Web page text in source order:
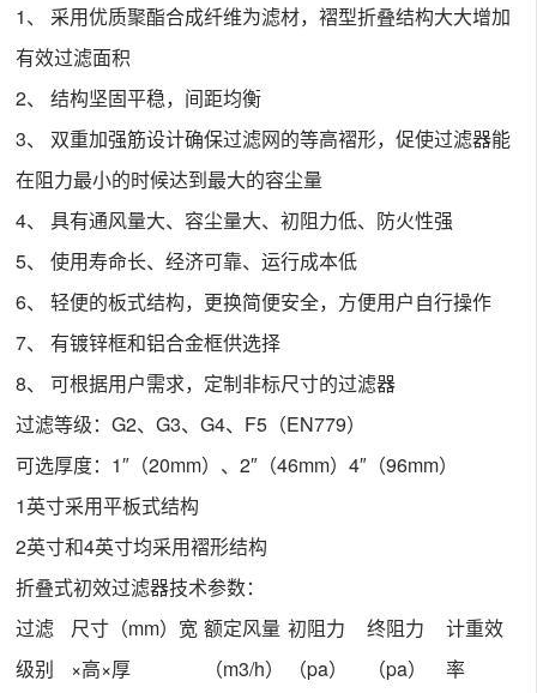
1、 采用优质聚酯合成纤维为滤材，褶型折叠结构大大增加
有效过滤面积
2、 结构坚固平稳，间距均衡
3、 双重加强筋设计确保过滤网的等高褶形，促使过滤器能
在阻力最小的时候达到最大的容尘量
4、 具有通风量大、容尘量大、初阻力低、防火性强
5、 使用寿命长、经济可靠、运行成本低
6、 轻便的板式结构，更换简便安全，方便用户自行操作
7、 有镀锌框和铝合金框供选择
8、 可根据用户需求，定制非标尺寸的过滤器
过滤等级：G2、G3、G4、F5（EN779）
可选厚度：1″（20mm）、2″（46mm）4″（96mm）
1英寸采用平板式结构
2英寸和4英寸均采用褶形结构
折叠式初效过滤器技术参数：
过滤
级别
尺寸（mm）宽
×高×厚
额定风量
（m3/h）
初阻力
（pa）
终阻力
（pa）
计重效
率